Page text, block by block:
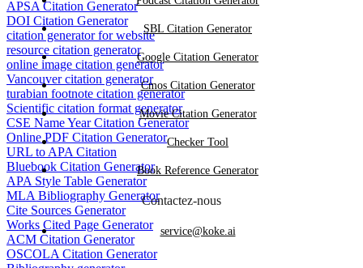
APSA Citation Generator
DOI Citation Generator
citation generator for website
resource citation generator
online image citation generator
Vancouver citation generator
turabian footnote citation generator
Scientific citation format generator
CSE Name Year Citation Generator
Online PDF Citation Generator
URL to APA Citation
Bluebook Citation Generator
APA Style Table Generator
MLA Bibliography Generator
Cite Sources Generator
Works Cited Page Generator
ACM Citation Generator
OSCOLA Citation Generator
SBL Citation Generator
Google Citation Generator
Cmos Citation Generator
Movie Citation Generator
Checker Tool
Book Reference Generator
Contactez-nous
service@koke.ai